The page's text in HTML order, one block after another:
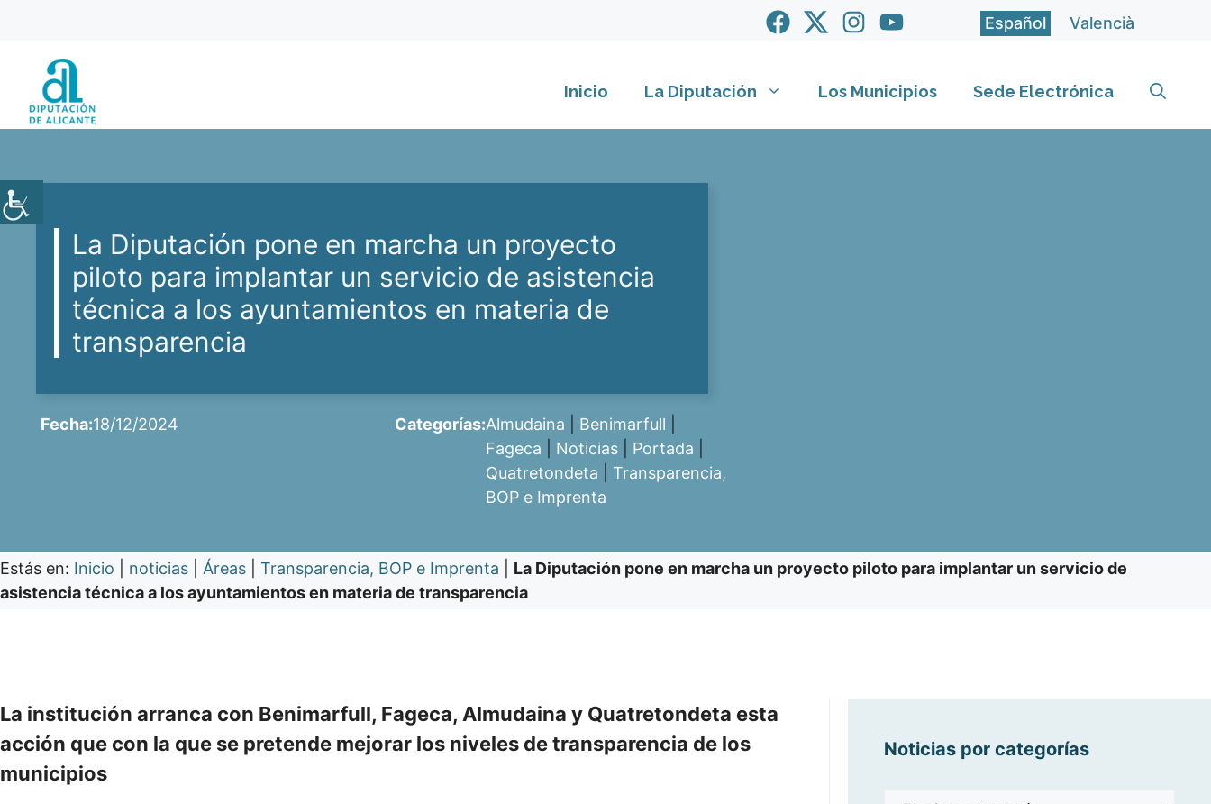
contenido
Español Valencià
Inicio La Diputación Los Municipios Sede Electrónica
La Diputación pone en marcha un proyecto
piloto para implantar un servicio de asistencia
técnica a los ayuntamientos en materia de
transparencia
Fecha:18/12/2024 Categorías:Almudaina Benimarfull
Fageca
Noticias Portada
Quatretondeta
Transparencia,
BOP e Imprenta
Estás en: Inicio noticias Áreas Transparencia, BOP e Imprenta
La Diputación pone en marcha un proyecto piloto para implantar un servicio de
asistencia técnica a los ayuntamientos en materia de transparencia
La institución arranca con Benimarfull, Fageca, Almudaina y Quatretondeta esta
acción que con la que se pretende mejorar los niveles de transparencia de los
municipios
Noticias por categorías